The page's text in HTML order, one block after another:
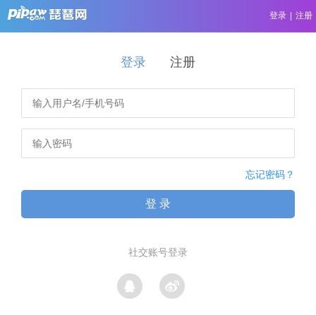
登录 注册
登录 注册
忘记密码？
登 录
社交账号登录